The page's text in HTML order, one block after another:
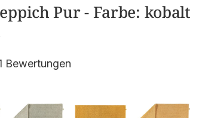
Pur - Farbe: kobalt
Bewertungen